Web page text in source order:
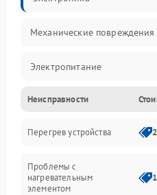
Механические повреждения
Электропитание
Парообразование
Герметичность
Механика
Неисправности
Перегрев устройства
Проблемы с
нагревательным
элементом